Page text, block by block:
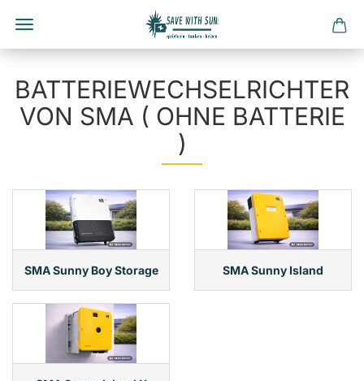
Direkt
zum
Hauptinhalt
BATTERIEWECHSELRICHTER
VON SMA ( OHNE BATTERIE
)
SMA Sunny Boy Storage SMA Sunny Island